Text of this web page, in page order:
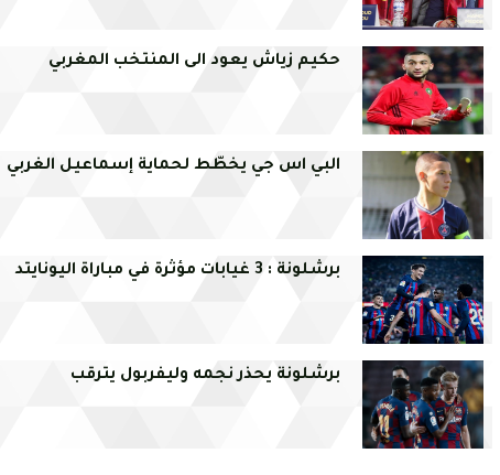
حكيم زياش يعود الى المنتخب المغربي
البي اس جي يخطّط لحماية إسماعيل الغربي
برشلونة : 3 غيابات مؤثرة في مباراة اليونايتد
برشلونة يحذر نجمه وليفربول يترقب